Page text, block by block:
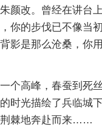
颜改。曾经在讲台
你的步伐已不像当
影是那么沧桑，你
个高峰，春蚕到死
时光描绘了兵临城
荆棘地奔赴而来……